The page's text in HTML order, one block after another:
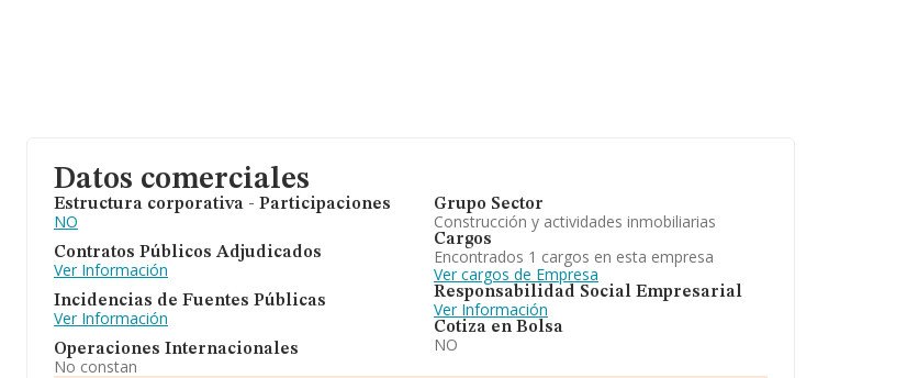
Datos comerciales
Estructura corporativa - Participaciones
NO
Contratos Públicos Adjudicados
Ver Información
Incidencias de Fuentes Públicas
Ver Información
Operaciones Internacionales
No constan
Grupo Sector
Construcción y actividades inmobiliarias
Cargos
Encontrados 1 cargos en esta empresa
Ver cargos de Empresa
Responsabilidad Social Empresarial
Ver Información
Cotiza en Bolsa
NO